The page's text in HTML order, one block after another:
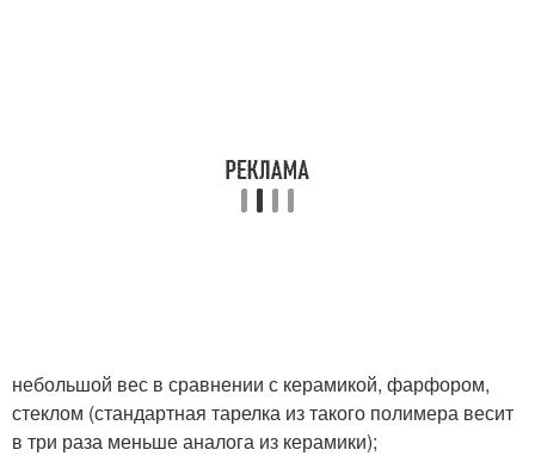
небольшой вес в сравнении с керамикой, фарфором,
стеклом (стандартная тарелка из такого полимера весит
в три раза меньше аналога из керамики);